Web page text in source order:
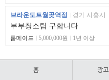
브라운도트월곶역점 경기 시흥시
부부청소팀 구합니다
룸메이드 5,000,000원 1년 이상
홈 광